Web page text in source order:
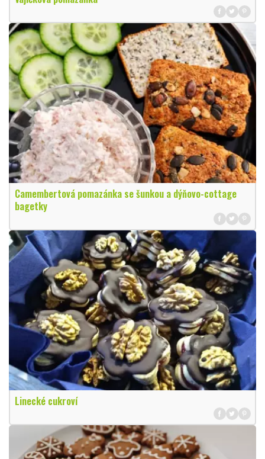
Camembertová pomazánka se šunkou a dýňovo-cottage
bagetky
Linecké cukroví